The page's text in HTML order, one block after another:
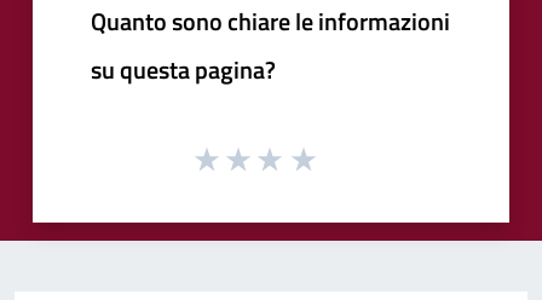
Quanto sono chiare le informazioni
su questa pagina?